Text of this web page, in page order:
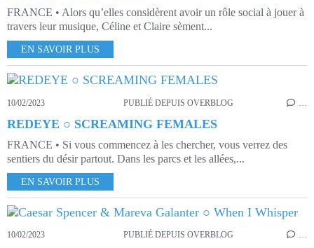
FRANCE • Alors qu’elles considèrent avoir un rôle social à jouer à
travers leur musique, Céline et Claire sèment...
EN SAVOIR PLUS
10/02/2023 PUBLIÉ DEPUIS OVERBLOG
REDEYE ○ SCREAMING FEMALES
FRANCE • Si vous commencez à les chercher, vous verrez des
sentiers du désir partout. Dans les parcs et les allées,...
EN SAVOIR PLUS
10/02/2023 PUBLIÉ DEPUIS OVERBLOG …